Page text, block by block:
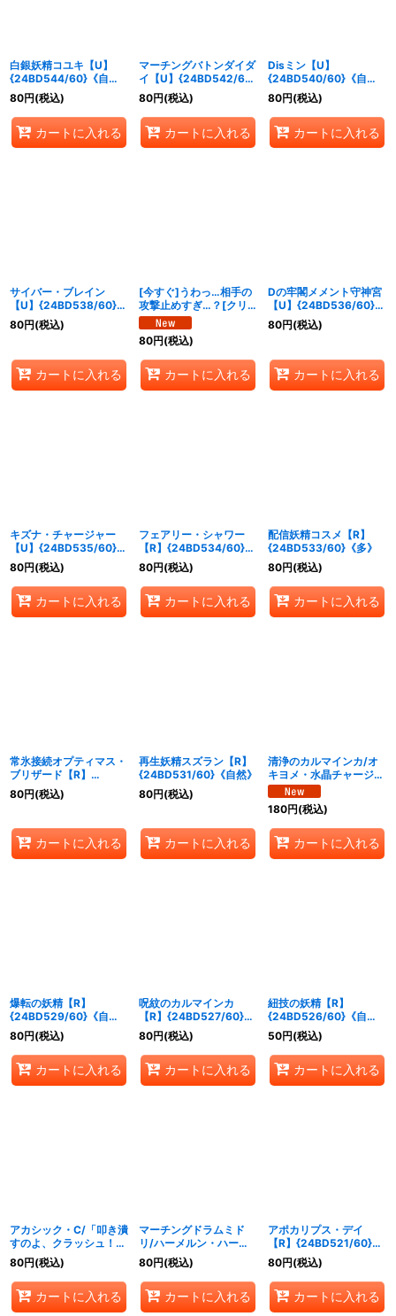
白銀妖精コユキ【U】
{24BD544/60}《自
然》
80円(税込)
カートに入れる
マーチングバトンダイダ
イ【U】{24BD542/60}
《自然》
80円(税込)
カートに入れる
Disミン【U】
{24BD540/60}《自
然》
80円(税込)
カートに入れる
サイバー・ブレイン
【U】{24BD538/60}
《水》
80円(税込)
カートに入れる
[今すぐ]うわっ…相手の
攻撃止めすぎ…？[クリ
ック]【U】
{24BD537/60}《水》
80円(税込)
カートに入れる
Dの牢閣メメント守神宮
【U】{24BD536/60}
《光》
80円(税込)
カートに入れる
キズナ・チャージャー
【U】{24BD535/60}
《無》
80円(税込)
カートに入れる
フェアリー・シャワー
【R】{24BD534/60}
《多》
80円(税込)
カートに入れる
配信妖精コスメ【R】
{24BD533/60}《多》
80円(税込)
カートに入れる
常氷接続オプティマス・
ブリザード【R】
{24BD532/60}《多》
80円(税込)
カートに入れる
再生妖精スズラン【R】
{24BD531/60}《自然》
80円(税込)
カートに入れる
清浄のカルマインカ/オ
キヨメ・水晶チャージャ
ー【R】{24BD530/60}
《自然》
180円(税込)
カートに入れる
爆転の妖精【R】
{24BD529/60}《自
然》
80円(税込)
カートに入れる
呪紋のカルマインカ
【R】{24BD527/60}
《自然》
80円(税込)
カートに入れる
紐技の妖精【R】
{24BD526/60}《自
然》
50円(税込)
カートに入れる
アカシック・C/「叩き潰
すのよ、クラッシュ！」
【R】{24BD525/60}
《自然》
80円(税込)
カートに入れる
マーチングドラムミド
リ/ハーメルン・ハーモ
ニー【R】
{24BD524/60}《自
然》
80円(税込)
カートに入れる
アポカリプス・デイ
【R】{24BD521/60}
《光》
80円(税込)
カートに入れる